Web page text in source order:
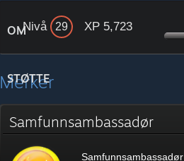
OM
STØTTE
Nivå 29 XP 5,723
Merker
Samfunnsambassadør
Samfunnsambassadør